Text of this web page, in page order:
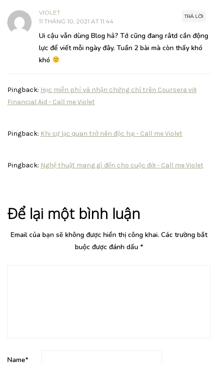
TRẢ LỜI
VIOLET
11 THÁNG 10, 2021 AT 11:44
Ui cậu vẫn dùng Blog hả? Tớ cũng đang râtd cần động
lực để viết mỗi ngày đây. Tuần 2 bài mà còn thấy khó
khó
Pingback: Học miễn phí và nhận chứng chỉ trên Coursera với
Financial Aid - Call me Violet
Pingback: Khi sự lạc quan trở nên độc hại - Call me Violet
Pingback: Nghệ thuật mang gì đến cho cuộc đời - Call me Violet
Để lại một bình luận
Email của bạn sẽ không được hiển thị công khai. Các trường bắt
buộc được đánh dấu *
Name*